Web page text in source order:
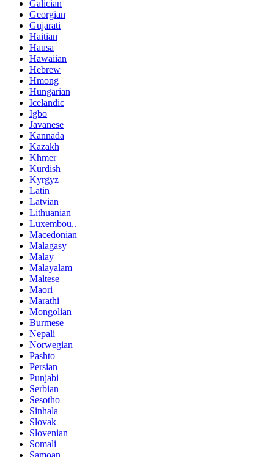
Galician
Georgian
Gujarati
Haitian
Hausa
Hawaiian
Hebrew
Hmong
Hungarian
Icelandic
Igbo
Javanese
Kannada
Kazakh
Khmer
Kurdish
Kyrgyz
Latin
Latvian
Lithuanian
Luxembou..
Macedonian
Malagasy
Malay
Malayalam
Maltese
Maori
Marathi
Mongolian
Burmese
Nepali
Norwegian
Pashto
Persian
Punjabi
Serbian
Sesotho
Sinhala
Slovak
Slovenian
Somali
Samoan